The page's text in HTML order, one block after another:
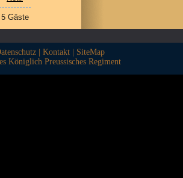
5 Gäste
Kontakt
SiteMap
Königlich Preussisches Regiment